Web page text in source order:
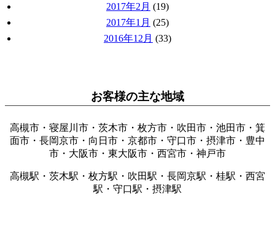
2017年2月 (19)
2017年1月 (25)
2016年12月 (33)
お客様の主な地域
高槻市・寝屋川市・茨木市・枚方市・吹田市・池田市・箕
面市・長岡京市・向日市・京都市・守口市・摂津市・豊中
市・大阪市・東大阪市・西宮市・神戸市
高槻駅・茨木駅・枚方駅・吹田駅・長岡京駅・桂駅・西宮
駅・守口駅・摂津駅